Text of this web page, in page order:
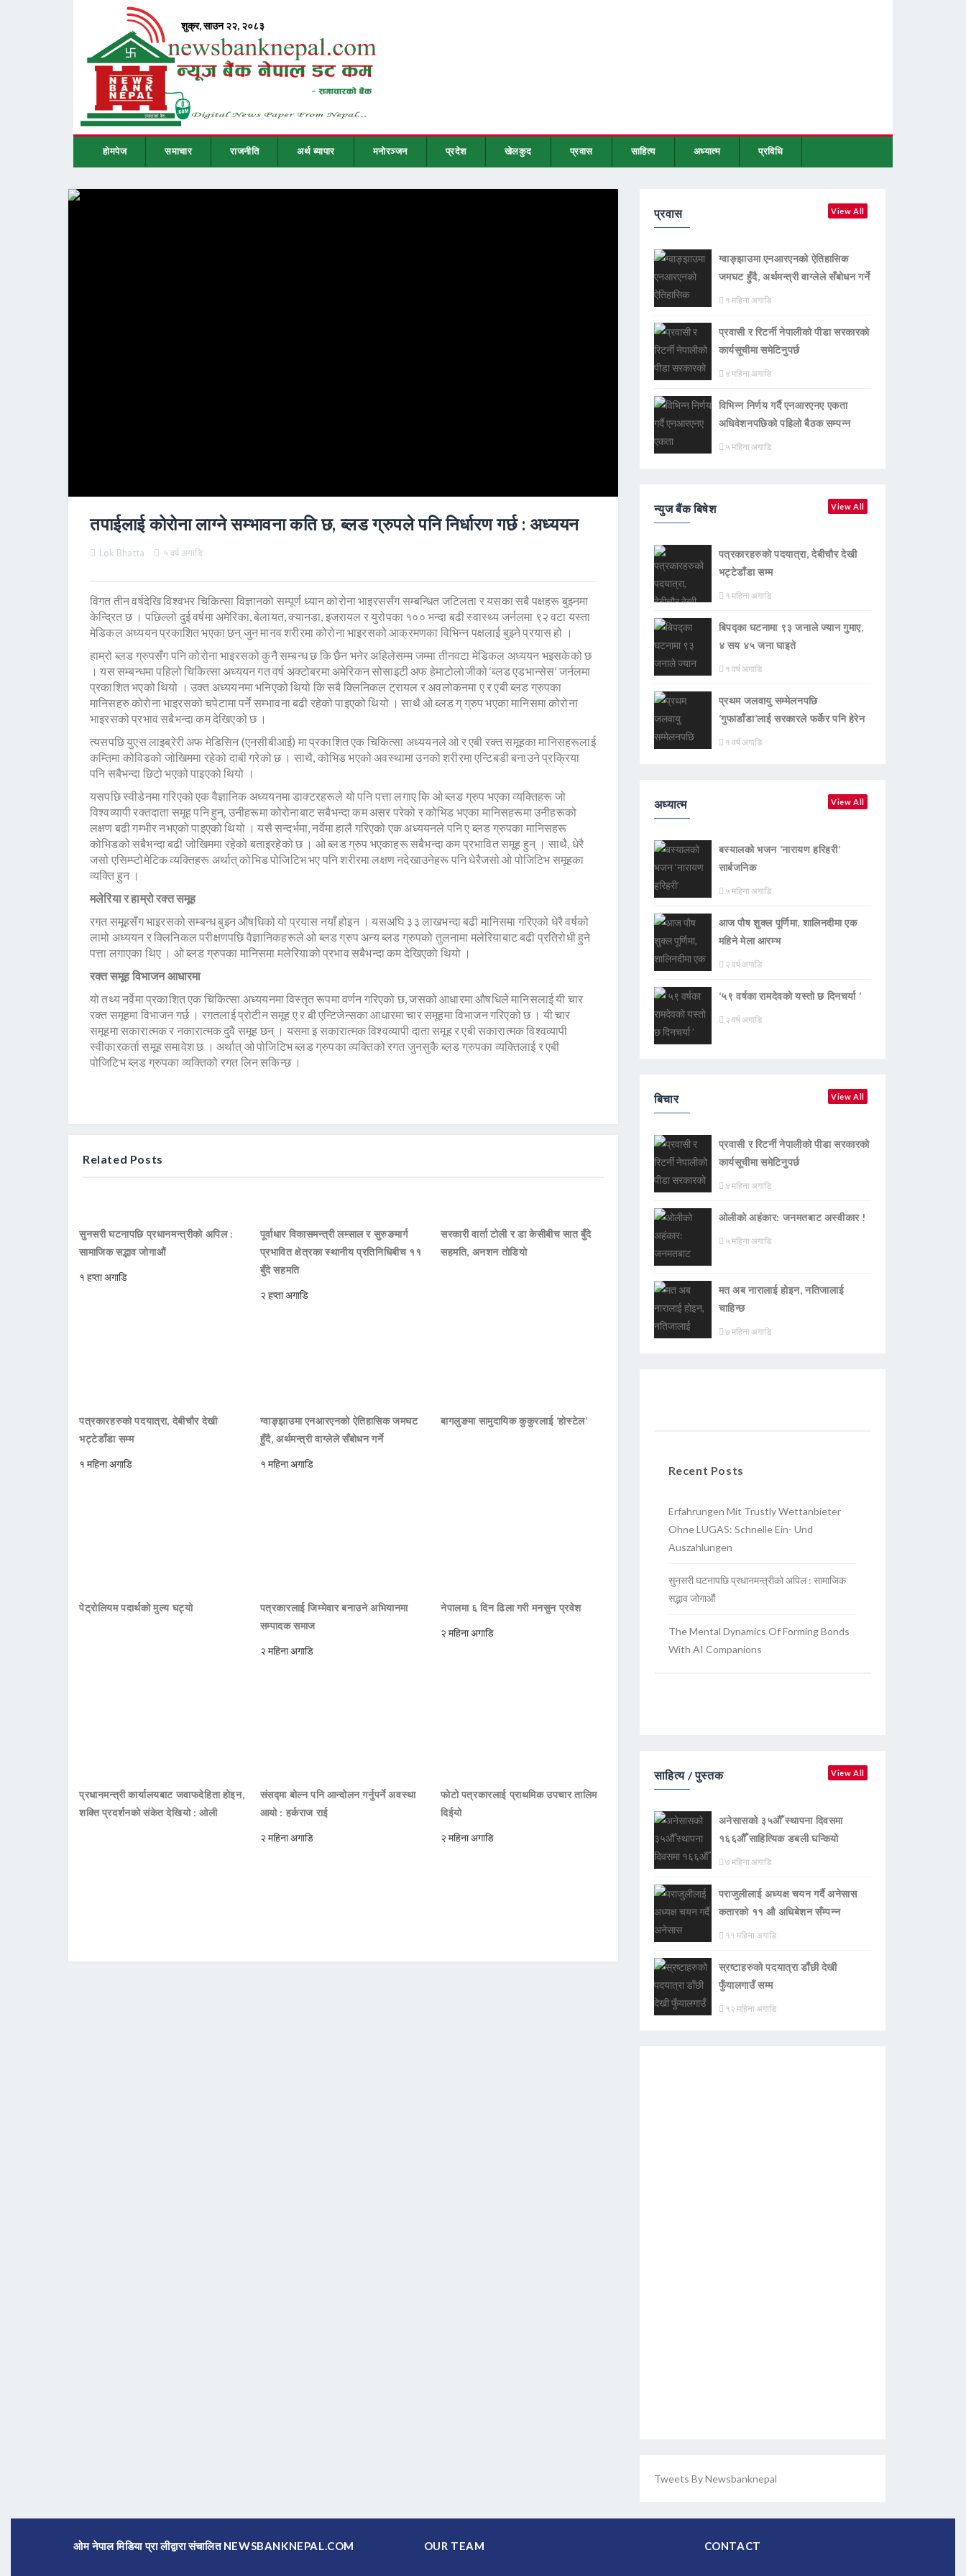
होमपेज समाचार राजनीति अर्थ ब्यापार मनोरञ्जन प्रदेश खेलकुद प्रवास साहित्य अध्यात्म प्रविधि
तपाईलाई कोरोना लाग्ने सम्भावना कति छ, ब्लड ग्रुपले पनि निर्धारण गर्छ : अध्ययन
Lok Bhatta ५ वर्ष अगाडि
विगत तीन वर्षदेखि विश्वभर चिकित्सा विज्ञानको सम्पूर्ण ध्यान कोरोना भाइरससँग सम्बन्धित जटिलता र यसका सबै पक्षहरू बुझ्नमा
केन्द्रित छ । पछिल्लो दुई वर्षमा अमेरिका, बेलायत, क्यानडा, इजरायल र युरोपका १०० भन्दा बढी स्वास्थ्य जर्नलमा ९२ वटा यस्ता
मेडिकल अध्ययन प्रकाशित भएका छन् जुन मानव शरीरमा कोरोना भाइरसको आक्रमणका विभिन्न पक्षलाई बुझ्ने प्रयास हो ।
हाम्रो ब्लड ग्रुपसँग पनि कोरोना भाइरसको कुनै सम्बन्ध छ कि छैन भनेर अहिलेसम्म जम्मा तीनवटा मेडिकल अध्ययन भइसकेको छ
। यस सम्बन्धमा पहिलो चिकित्सा अध्ययन गत वर्ष अक्टोबरमा अमेरिकन सोसाइटी अफ हेमाटोलोजीको ‘ब्लड एडभान्सेस’ जर्नलमा
प्रकाशित भएको थियो । उक्त अध्ययनमा भनिएको थियो कि सबै क्लिनिकल ट्रायल र अवलोकनमा ए र एबी ब्लड ग्रुपका
मानिसहरु कोरोना भाइरसको चपेटामा पर्ने सम्भावना बढी रहेको पाइएको थियो । साथै ओ ब्लड ग् ग्रुप भएका मानिसमा कोरोना
भाइरसको प्रभाव सबैभन्दा कम देखिएको छ ।
त्यसपछि युएस लाइब्रेरी अफ मेडिसिन (एनसीबीआई) मा प्रकाशित एक चिकित्सा अध्ययनले ओ र एबी रक्त समूहका मानिसहरूलाई
कम्तिमा कोविडको जोखिममा रहेको दाबी गरेको छ । साथै, कोभिड भएको अवस्थामा उनको शरीरमा एन्टिबडी बनाउने प्रक्रिया
पनि सबैभन्दा छिटो भएको पाइएको थियो ।
यसपछि स्वीडेनमा गरिएको एक वैज्ञानिक अध्ययनमा डाक्टरहरूले यो पनि पत्ता लगाए कि ओ ब्लड ग्रुप भएका व्यक्तिहरू जो
विश्वव्यापी रक्तदाता समूह पनि हुन्, उनीहरूमा कोरोनाबाट सबैभन्दा कम असर परेको र कोभिड भएका मानिसहरूमा उनीहरूको
लक्षण बढी गम्भीर नभएको पाइएको थियो । यसै सन्दर्भमा, नर्वेमा हालै गरिएको एक अध्ययनले पनि ए ब्लड ग्रुपका मानिसहरू
कोभिडको सबैभन्दा बढी जोखिममा रहेको बताइरहेको छ । ओ ब्लड ग्रुप भएकाहरू सबैभन्दा कम प्रभावित समूह हुन् । साथै, धेरै
जसो एसिम्प्टोमेटिक व्यक्तिहरू अर्थात् कोभिड पोजिटिभ भए पनि शरीरमा लक्षण नदेखाउनेहरू पनि धेरैजसो ओ पोजिटिभ समूहका
व्यक्ति हुन ।
मलेरिया र हाम्रो रक्त समूह
रगत समूहसँग भाइरसको सम्बन्ध बुझ्न औषधिको यो प्रयास नयाँ होइन । यसअघि ३३ लाखभन्दा बढी मानिसमा गरिएको धेरै वर्षको
लामो अध्ययन र क्लिनिकल परीक्षणपछि वैज्ञानिकहरूले ओ ब्लड ग्रुप अन्य ब्लड ग्रुपको तुलनामा मलेरियाबाट बढी प्रतिरोधी हुने
पत्ता लगाएका थिए । ओ ब्लड ग्रुपका मानिसमा मलेरियाको प्रभाव सबैभन्दा कम देखिएको थियो ।
रक्त समूह विभाजन आधारमा
यो तथ्य नर्वेमा प्रकाशित एक चिकित्सा अध्ययनमा विस्तृत रूपमा वर्णन गरिएको छ, जसको आधारमा औषधिले मानिसलाई यी चार
रक्त समूहमा विभाजन गर्छ । रगतलाई प्रोटीन समूह ए र बी एन्टिजेन्सका आधारमा चार समूहमा विभाजन गरिएको छ । यी चार
समूहमा सकारात्मक र नकारात्मक दुवै समूह छन् । यसमा इ सकारात्मक विश्वव्यापी दाता समूह र एबी सकारात्मक विश्वव्यापी
स्वीकारकर्ता समूह समावेश छ । अर्थात् ओ पोजिटिभ ब्लड ग्रुपका व्यक्तिको रगत जुनसुकै ब्लड ग्रुपका व्यक्तिलाई र एबी
पोजिटिभ ब्लड ग्रुपका व्यक्तिको रगत लिन सकिन्छ ।
Related Posts
सुनसरी घटनापछि प्रधानमन्त्रीको अपिल :
सामाजिक सद्भाव जोगाऔं
१ हप्ता अगाडि
पूर्वाधार विकासमन्त्री लम्साल र सुरुङमार्ग
प्रभावित क्षेत्रका स्थानीय प्रतिनिधिबीच ११
बुँदे सहमति
२ हप्ता अगाडि
सरकारी वार्ता टोली र डा केसीबीच सात बुँदे
सहमति, अनशन तोडियो
पत्रकारहरुको पदयात्रा, देबीचौर देखी
भट्टेडाँडा सम्म
१ महिना अगाडि
ग्वाङ्झाउमा एनआरएनको ऐतिहासिक जमघट
हुँदै, अर्थमन्त्री वाग्लेले सँबोधन गर्ने
१ महिना अगाडि
बागलुङमा सामुदायिक कुकुरलाई ‘होस्टेल’
पेट्रोलियम पदार्थको मुल्य घट्यो
पत्रकारलाई जिम्मेवार बनाउने अभियानमा
सम्पादक समाज
२ महिना अगाडि
नेपालमा ६ दिन ढिला गरी मनसुन प्रवेश
२ महिना अगाडि
प्रधानमन्त्री कार्यालयबाट जवाफदेहिता होइन,
शक्ति प्रदर्शनको संकेत देखियो : ओली
संसद्मा बोल्न पनि आन्दोलन गर्नुपर्ने अवस्था
आयो : हर्कराज राई
२ महिना अगाडि
फोटो पत्रकारलाई प्राथमिक उपचार तालिम
दिईयो
२ महिना अगाडि
प्रवास View All
ग्वाङ्झाउमा एनआरएनको ऐतिहासिक
जमघट हुँदै, अर्थमन्त्री वाग्लेले सँबोधन गर्ने
१ महिना अगाडि
प्रवासी र रिटर्नी नेपालीको पीडा सरकारको
कार्यसूचीमा समेटिनुपर्छ
४ महिना अगाडि
विभिन्न निर्णय गर्दै एनआरएनए एकता
अधिवेशनपछिको पहिलो बैठक सम्पन्न
५ महिना अगाडि
न्युज बैंक बिषेश View All
पत्रकारहरुको पदयात्रा, देबीचौर देखी
भट्टेडाँडा सम्म
१ महिना अगाडि
बिपद्का घटनामा ९३ जनाले ज्यान गुमाए,
४ सय ४५ जना घाइते
१ वर्ष अगाडि
प्रथम जलवायु सम्मेलनपछि
‘गुफाडाँडा’लाई सरकारले फर्केर पनि हेरेन
१ वर्ष अगाडि
अध्यात्म View All
बस्यालको भजन ‘नारायण हरिहरी’
सार्बजनिक
५ महिना अगाडि
आज पौष शुक्ल पूर्णिमा, शालिनदीमा एक
महिने मेला आरम्भ
२ वर्ष अगाडि
‘५९ वर्षका रामदेवकाे यस्ताे छ दिनचर्या ’
२ वर्ष अगाडि
बिचार View All
प्रवासी र रिटर्नी नेपालीको पीडा सरकारको
कार्यसूचीमा समेटिनुपर्छ
४ महिना अगाडि
ओलीको अहंकार: जनमतबाट अस्वीकार !
५ महिना अगाडि
मत अब नारालाई होइन, नतिजालाई
चाहिन्छ
७ महिना अगाडि
Recent Posts
Erfahrungen Mit Trustly Wettanbieter
Ohne LUGAS: Schnelle Ein- Und
Auszahlungen
सुनसरी घटनापछि प्रधानमन्त्रीको अपिल : सामाजिक
सद्भाव जोगाऔं
The Mental Dynamics Of Forming Bonds
With AI Companions
साहित्य / पुस्तक View All
अनेसासको ३५औँ स्थापना दिवसमा
१६६औँ साहित्यिक डबली घन्कियाे
७ महिना अगाडि
पराजुलीलाई अध्यक्ष चयन गर्दै अनेसास
कतारको ११ औ अधिबेशन सँम्पन्न
११ महिना अगाडि
स्रष्टाहरुको पदयात्रा डाँछी देखी
फुँयालगाउँ सम्म
१२ महिना अगाडि
Tweets By Newsbanknepal
ओम नेपाल मिडिया प्रा लीद्वारा संचालित NEWSBANKNEPAL.COM OUR TEAM CONTACT